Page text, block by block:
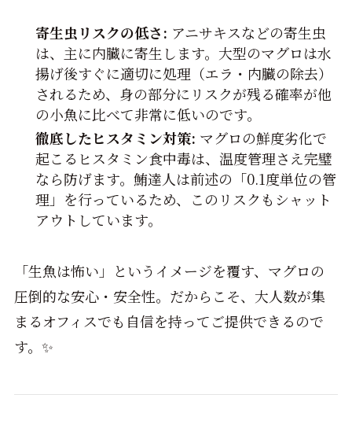
寄生虫リスクの低さ: アニサキスなどの寄生虫
は、主に内臓に寄生します。大型のマグロは水
揚げ後すぐに適切に処理（エラ・内臓の除去）
されるため、身の部分にリスクが残る確率が他
の小魚に比べて非常に低いのです。
徹底したヒスタミン対策: マグロの鮮度劣化で
起こるヒスタミン食中毒は、温度管理さえ完璧
なら防げます。鮪達人は前述の「0.1度単位の管
理」を行っているため、このリスクもシャット
アウトしています。
「生魚は怖い」というイメージを覆す、マグロの
圧倒的な安心・安全性。だからこそ、大人数が集
まるオフィスでも自信を持ってご提供できるので
す。✨